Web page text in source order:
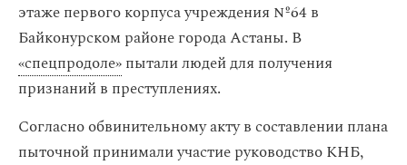
этаже первого корпуса учреждения №64 в
Байконурском районе города Астаны. В
«спецпродоле»пытали людей для получения
признаний в преступлениях.
Согласно обвинительному акту в составлении плана
пыточной принимали участие руководство КНБ,